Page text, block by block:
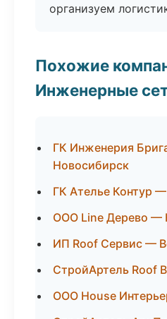
организуем
Похожие
Инженерные
ГК Инженерия
Новосибирск
ГК Ателье Контур
ООО Line Дерево —
ИП Roof Сервис —
СтройАртель Roof
ООО House